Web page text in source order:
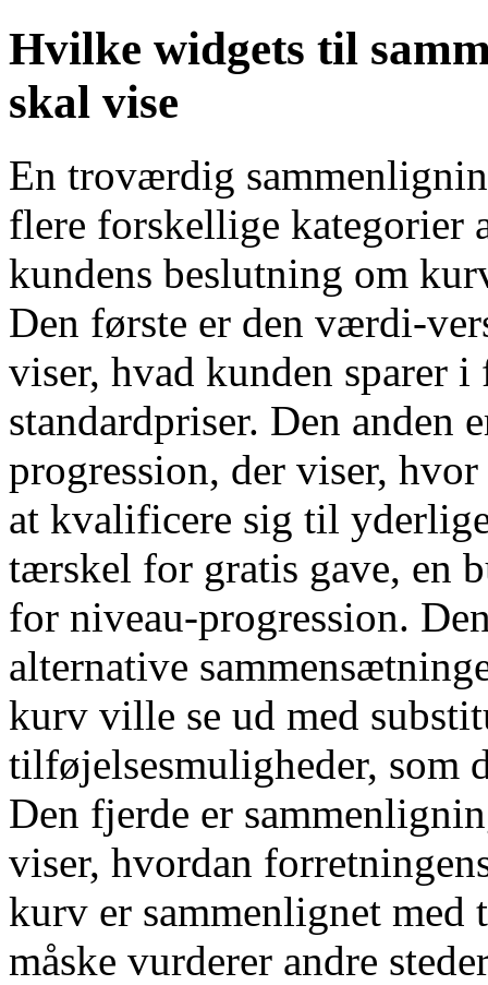
Hvilke widgets til
skal vise
En troværdig
flere forskellige kategorier
kundens beslutning om
Den første er den værdi-
viser, hvad kunden sparer
standardpriser. Den anden
progression, der viser,
at kvalificere sig til
tærskel for gratis gave, en
for niveau-progression.
alternative
kurv ville se ud med
tilføjelsesmuligheder, som
Den fjerde er
viser, hvordan
kurv er sammenlignet med
måske vurderer andre